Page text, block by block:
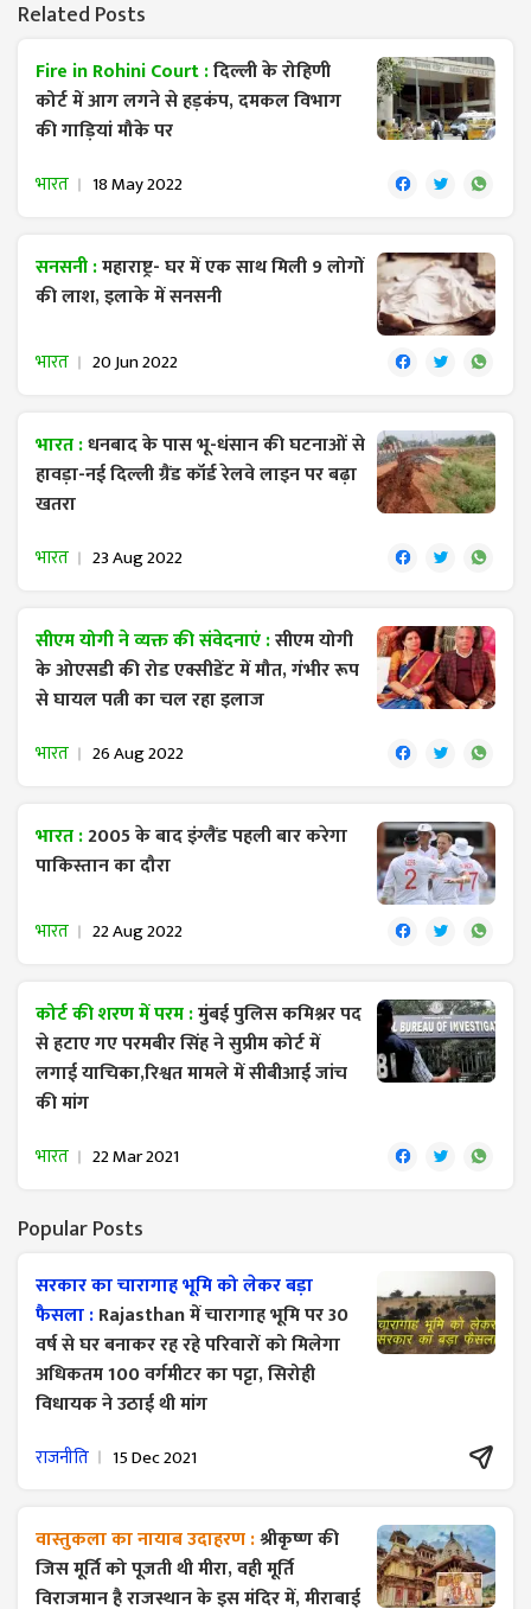
Related Posts
Fire in Rohini Court :दिल्ली के रोहिणी
कोर्ट में आग लगने से हड़कंप, दमकल विभाग
की गाड़ियां मौके पर
भारत 18 May 2022
सनसनी :महाराष्ट्र- घर में एक साथ मिली 9 लोगों
की लाश, इलाके में सनसनी
भारत 20 Jun 2022
भारत :धनबाद के पास भू-धंसान की घटनाओं से
हावड़ा-नई दिल्ली ग्रैंड कॉर्ड रेलवे लाइन पर बढ़ा
खतरा
भारत 23 Aug 2022
सीएम योगी ने व्यक्त की संवेदनाएं :सीएम योगी
के ओएसडी की रोड एक्सीडेंट में मौत, गंभीर रूप
से घायल पत्नी का चल रहा इलाज
भारत 26 Aug 2022
भारत :2005 के बाद इंग्लैंड पहली बार करेगा
पाकिस्तान का दौरा
भारत 22 Aug 2022
कोर्ट की शरण में परम :मुंबई पुलिस कमिश्नर पद
से हटाए गए परमबीर सिंह ने सुप्रीम कोर्ट में
लगाई याचिका,रिश्वत मामले में सीबीआई जांच
की मांग
भारत 22 Mar 2021
Popular Posts
सरकार का चारागाह भूमि को लेकर बड़ा
फैसला :Rajasthan में चारागाह भूमि पर 30
वर्ष से घर बनाकर रह रहे परिवारों को मिलेगा
अधिकतम 100 वर्गमीटर का पट्टा, सिरोही
विधायक ने उठाई थी मांग
राजनीति 15 Dec 2021
वास्तुकला का नायाब उदाहरण :श्रीकृष्ण की
जिस मूर्ति को पूजती थी मीरा, वही मूर्ति
विराजमान है राजस्थान के इस मंदिर में, मीराबाई